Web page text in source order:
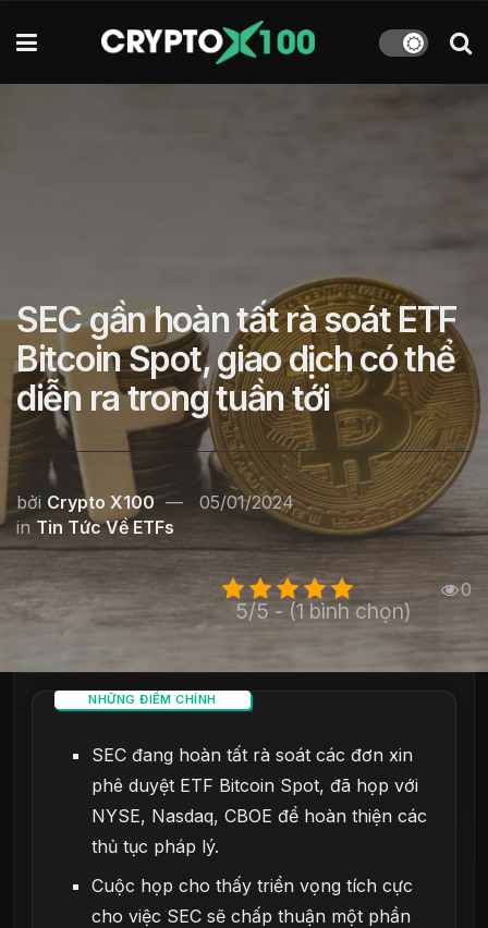
SEC gần hoàn tất rà soát ETF
Bitcoin Spot, giao dịch có thể
diễn ra trong tuần tới
bởi Crypto X100
05/01/2024
in Tin Tức Về ETFs
5/5 - (1 bình chọn)
0
NHỮNG ĐIỂM CHÍNH
SEC đang hoàn tất rà soát các đơn xin
phê duyệt ETF Bitcoin Spot, đã họp với
NYSE, Nasdaq, CBOE để hoàn thiện các
thủ tục pháp lý.
Cuộc họp cho thấy triển vọng tích cực
cho việc SEC sẽ chấp thuận một phần